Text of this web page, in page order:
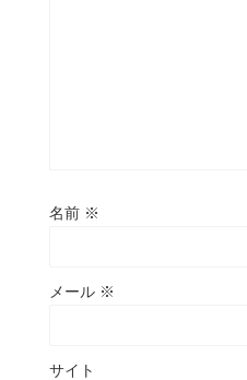
名前 ※
メール ※
サイト